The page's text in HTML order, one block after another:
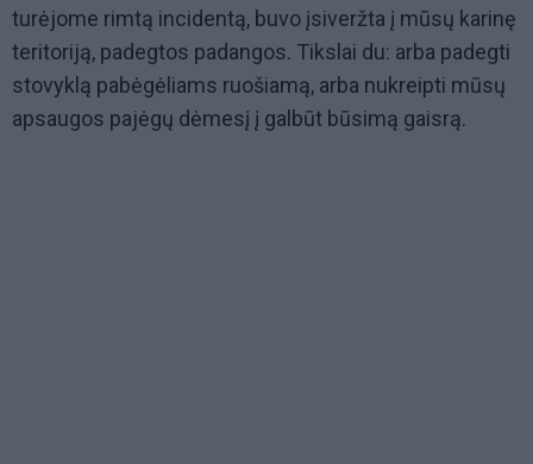
turėjome rimtą incidentą, buvo įsiveržta į mūsų karinę
teritoriją, padegtos padangos. Tikslai du: arba padegti
stovyklą pabėgėliams ruošiamą, arba nukreipti mūsų
apsaugos pajėgų dėmesį į galbūt būsimą gaisrą.